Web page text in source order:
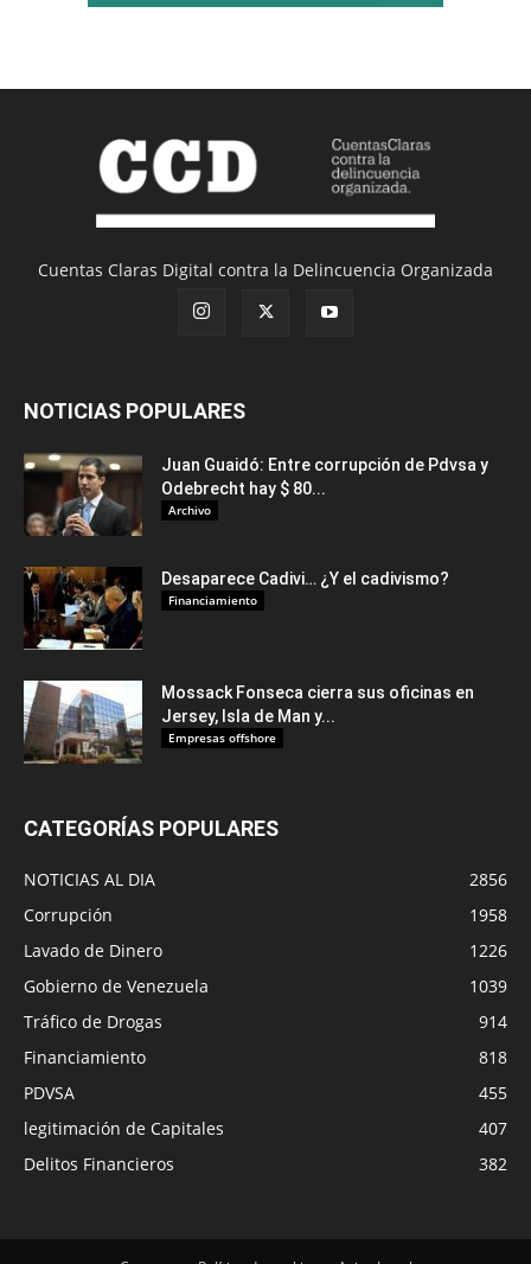
Cuentas Claras Digital contra la Delincuencia Organizada
NOTICIAS POPULARES
Juan Guaidó: Entre corrupción de Pdvsa y
Odebrecht hay $ 80...
Archivo
Desaparece Cadivi… ¿Y el cadivismo?
Financiamiento
Mossack Fonseca cierra sus oficinas en
Jersey, Isla de Man y...
Empresas offshore
CATEGORÍAS POPULARES
NOTICIAS AL DIA
2856
Corrupción
1958
Lavado de Dinero
1226
Gobierno de Venezuela
1039
Tráfico de Drogas
914
Financiamiento
818
PDVSA
455
legitimación de Capitales
407
Delitos Financieros
382